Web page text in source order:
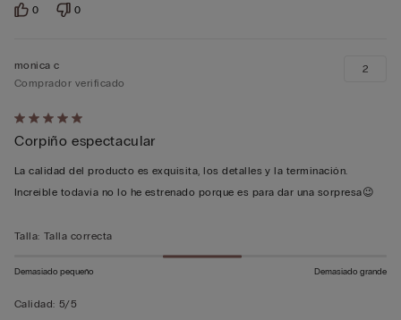
0 0
Calificación
de
5
sobre
monica c
Comprador verificado
Corpiño espectacular
La calidad del producto es exquisita, los detalles y la terminación.
Increíble todavía no lo he estrenado porque es para dar una sorpresa😉
2
Talla: Talla correcta
Demasiado pequeño Demasiado grande
Calidad: 5/5